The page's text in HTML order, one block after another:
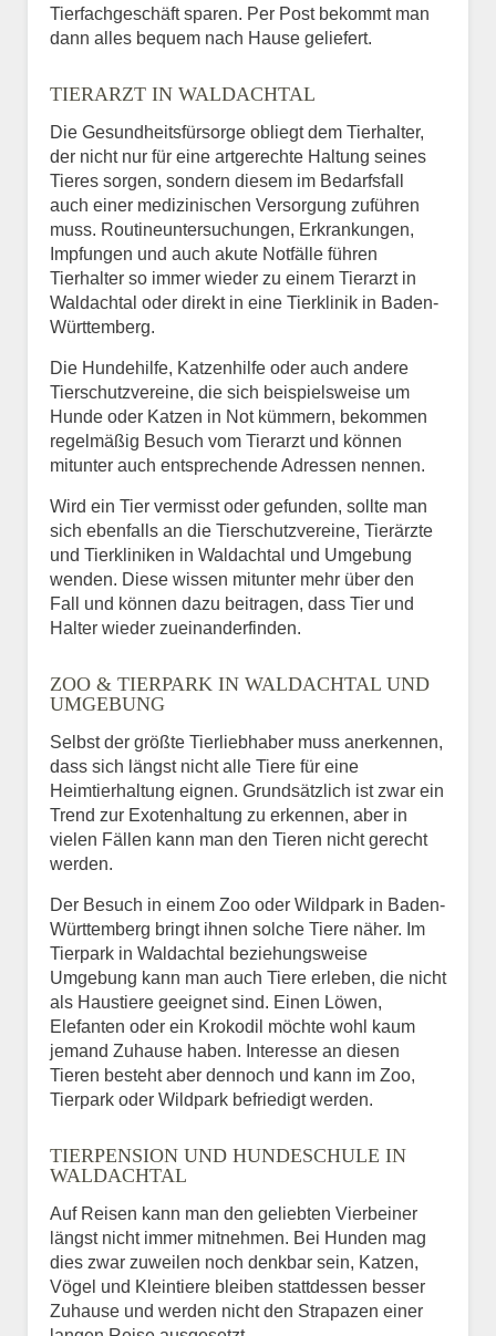
Tierfachgeschäft sparen. Per Post bekommt man
dann alles bequem nach Hause geliefert.
TIERARZT IN WALDACHTAL
Die Gesundheitsfürsorge obliegt dem Tierhalter,
der nicht nur für eine artgerechte Haltung seines
Tieres sorgen, sondern diesem im Bedarfsfall
auch einer medizinischen Versorgung zuführen
muss. Routineuntersuchungen, Erkrankungen,
Impfungen und auch akute Notfälle führen
Tierhalter so immer wieder zu einem Tierarzt in
Waldachtal oder direkt in eine Tierklinik in Baden-
Württemberg.
Die Hundehilfe, Katzenhilfe oder auch andere
Tierschutzvereine, die sich beispielsweise um
Hunde oder Katzen in Not kümmern, bekommen
regelmäßig Besuch vom Tierarzt und können
mitunter auch entsprechende Adressen nennen.
Wird ein Tier vermisst oder gefunden, sollte man
sich ebenfalls an die Tierschutzvereine, Tierärzte
und Tierkliniken in Waldachtal und Umgebung
wenden. Diese wissen mitunter mehr über den
Fall und können dazu beitragen, dass Tier und
Halter wieder zueinanderfinden.
ZOO & TIERPARK IN WALDACHTAL UND
UMGEBUNG
Selbst der größte Tierliebhaber muss anerkennen,
dass sich längst nicht alle Tiere für eine
Heimtierhaltung eignen. Grundsätzlich ist zwar ein
Trend zur Exotenhaltung zu erkennen, aber in
vielen Fällen kann man den Tieren nicht gerecht
werden.
Der Besuch in einem Zoo oder Wildpark in Baden-
Württemberg bringt ihnen solche Tiere näher. Im
Tierpark in Waldachtal beziehungsweise
Umgebung kann man auch Tiere erleben, die nicht
als Haustiere geeignet sind. Einen Löwen,
Elefanten oder ein Krokodil möchte wohl kaum
jemand Zuhause haben. Interesse an diesen
Tieren besteht aber dennoch und kann im Zoo,
Tierpark oder Wildpark befriedigt werden.
TIERPENSION UND HUNDESCHULE IN
WALDACHTAL
Auf Reisen kann man den geliebten Vierbeiner
längst nicht immer mitnehmen. Bei Hunden mag
dies zwar zuweilen noch denkbar sein, Katzen,
Vögel und Kleintiere bleiben stattdessen besser
Zuhause und werden nicht den Strapazen einer